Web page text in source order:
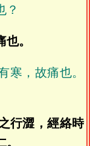
？
。
寒，故痛也。
行澀，經絡時